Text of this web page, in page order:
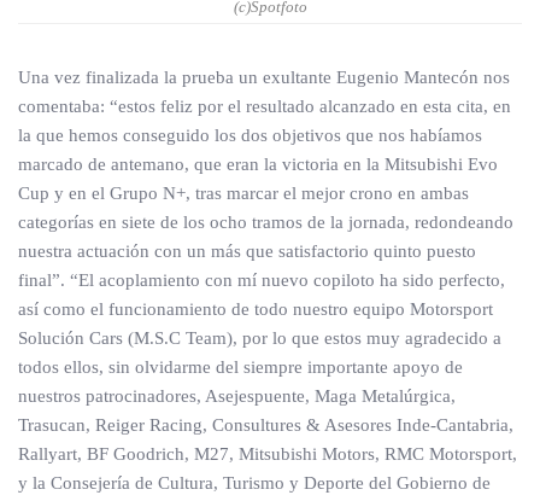
(c)Spotfoto
Una vez finalizada la prueba un exultante Eugenio Mantecón nos
comentaba: “estos feliz por el resultado alcanzado en esta cita, en
la que hemos conseguido los dos objetivos que nos habíamos
marcado de antemano, que eran la victoria en la Mitsubishi Evo
Cup y en el Grupo N+, tras marcar el mejor crono en ambas
categorías en siete de los ocho tramos de la jornada, redondeando
nuestra actuación con un más que satisfactorio quinto puesto
final”. “El acoplamiento con mí nuevo copiloto ha sido perfecto,
así como el funcionamiento de todo nuestro equipo Motorsport
Solución Cars (M.S.C Team), por lo que estos muy agradecido a
todos ellos, sin olvidarme del siempre importante apoyo de
nuestros patrocinadores, Asejespuente, Maga Metalúrgica,
Trasucan, Reiger Racing, Consultures & Asesores Inde‐Cantabria,
Rallyart, BF Goodrich, M27, Mitsubishi Motors, RMC Motorsport,
y la Consejería de Cultura, Turismo y Deporte del Gobierno de